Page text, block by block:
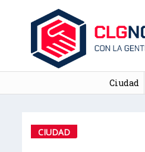
Ciudad
CIUDAD